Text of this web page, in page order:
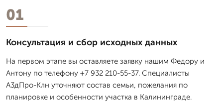
01
Консультация и сбор исходных данных
На первом этапе вы оставляете заявку нашим Федору и
Антону по телефону +7 932 210-55-37. Специалисты
А3дПро-Клн уточняют состав семьи, пожелания по
планировке и особенности участка в Калининграде.